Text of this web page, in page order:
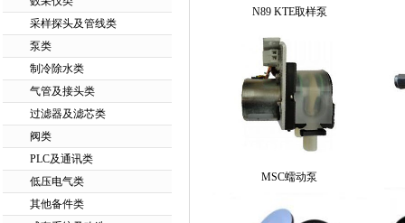
采样探头及管线类
泵类
制冷除水类
气管及接头类
过滤器及滤芯类
阀类
PLC及通讯类
低压电气类
其他备件类
N89 KTE取样泵
MSC蠕动泵